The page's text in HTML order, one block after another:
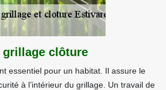
grillage clôture
essentiel pour un habitat. Il assure le
à l’intérieur du grillage. Un travail de